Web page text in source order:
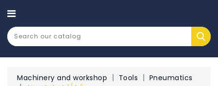
CATEGORY
Machinery and workshop Tools
Pneumatics